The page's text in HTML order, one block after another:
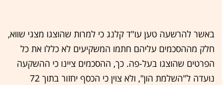
באשר להרשעה טען עו"ד קלנג כי למרות שהוצגו מצגי שווא,
חלק מההסכמים עליהם חתמו המשקיעים לא כללו את כל
הפרטים שהוצגו בעל-פה. כך, ההסכמים ציינו כי ההשקעה
נועדה ל"השלמת הון", ולא צוין כי הכסף יחזור בתוך 72